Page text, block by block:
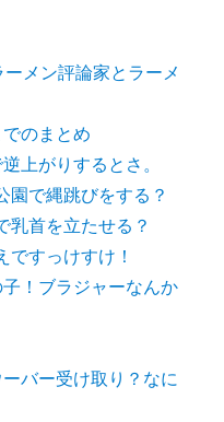
メン評論家とラーメ
のまとめ
上がりするとさ。
で縄跳びをする？
首を立たせる？
すっけすけ！
！ブラジャーなんか
バー受け取り？なに